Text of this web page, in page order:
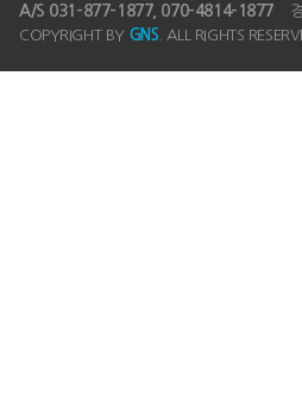
A/S 031-877-1877, 070-4814-1877경
COPYRIGHT BY GNS . ALL RIGHTS